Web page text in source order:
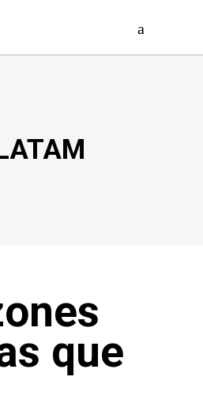
que